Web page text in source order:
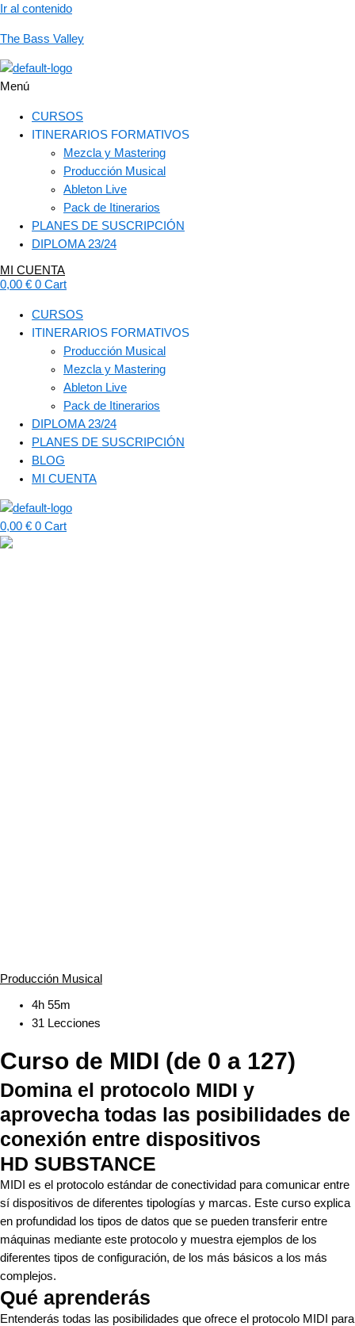
Ir al contenido
The Bass Valley
Menú
CURSOS
ITINERARIOS FORMATIVOS
Mezcla y Mastering
Producción Musical
Ableton Live
Pack de Itinerarios
PLANES DE SUSCRIPCIÓN
DIPLOMA 23/24
MI CUENTA
0,00 € 0 Cart
CURSOS
ITINERARIOS FORMATIVOS
Producción Musical
Mezcla y Mastering
Ableton Live
Pack de Itinerarios
DIPLOMA 23/24
PLANES DE SUSCRIPCIÓN
BLOG
MI CUENTA
0,00 € 0 Cart
Producción Musical
4h 55m
31 Lecciones
Curso de MIDI (de 0 a 127)
Domina el protocolo MIDI y
aprovecha todas las posibilidades de
conexión entre dispositivos
HD SUBSTANCE
MIDI es el protocolo estándar de conectividad para comunicar entre
sí dispositivos de diferentes tipologías y marcas. Este curso explica
en profundidad los tipos de datos que se pueden transferir entre
máquinas mediante este protocolo y muestra ejemplos de los
diferentes tipos de configuración, de los más básicos a los más
complejos.
Qué aprenderás
Entenderás todas las posibilidades que ofrece el protocolo MIDI para